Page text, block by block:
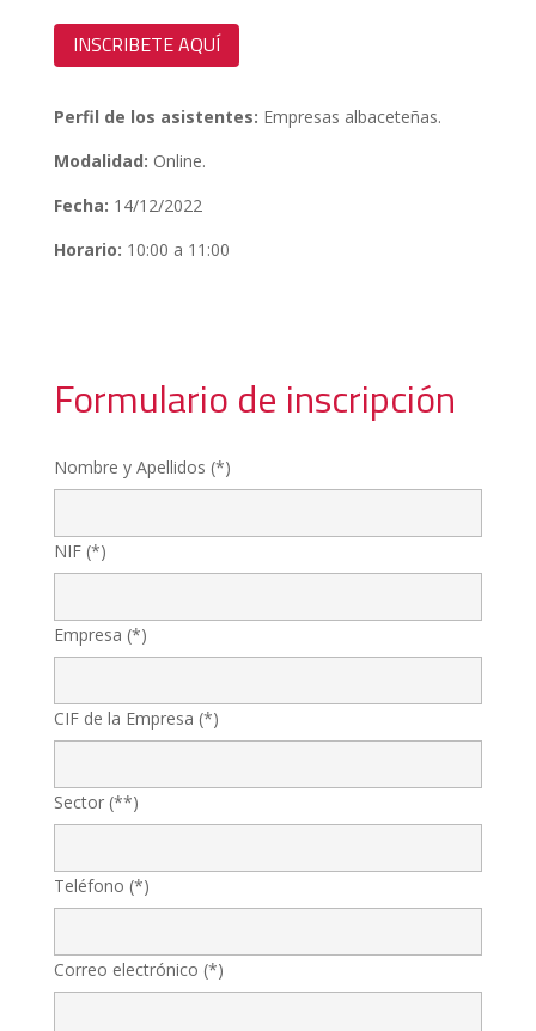
INSCRIBETE AQUÍ
Perfil de los asistentes: Empresas albaceteñas.
Modalidad: Online.
Fecha: 14/12/2022
Horario: 10:00 a 11:00
Formulario de inscripción
Nombre y Apellidos (*)
NIF (*)
Empresa (*)
CIF de la Empresa (*)
Sector (**)
Teléfono (*)
Correo electrónico (*)